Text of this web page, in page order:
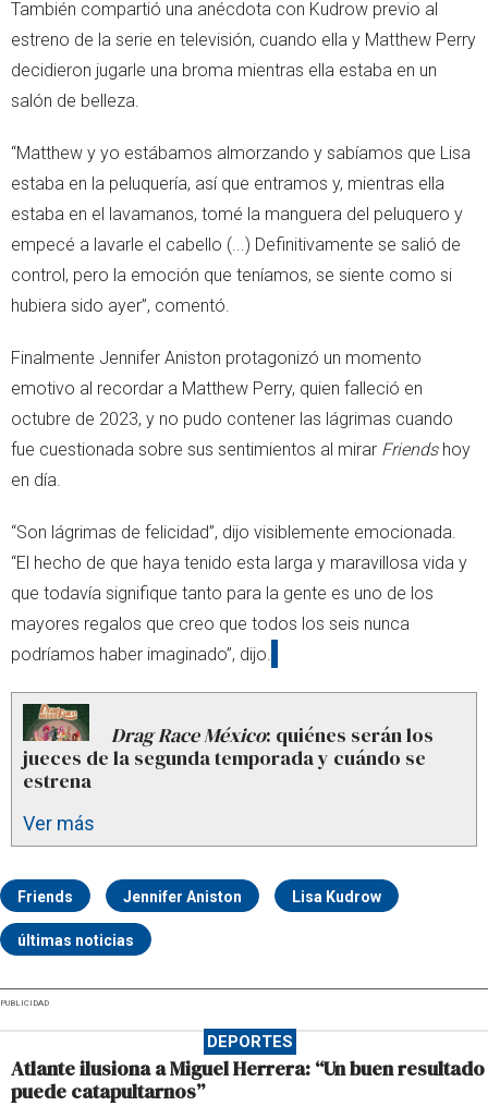
También compartió una anécdota con Kudrow previo al
estreno de la serie en televisión, cuando ella y Matthew Perry
decidieron jugarle una broma mientras ella estaba en un
salón de belleza.
“Matthew y yo estábamos almorzando y sabíamos que Lisa
estaba en la peluquería, así que entramos y, mientras ella
estaba en el lavamanos, tomé la manguera del peluquero y
empecé a lavarle el cabello (...) Definitivamente se salió de
control, pero la emoción que teníamos, se siente como si
hubiera sido ayer”, comentó.
Finalmente Jennifer Aniston protagonizó un momento
emotivo al recordar a Matthew Perry, quien falleció en
octubre de 2023, y no pudo contener las lágrimas cuando
fue cuestionada sobre sus sentimientos al mirar Friendshoy
en día.
“Son lágrimas de felicidad”, dijo visiblemente emocionada.
“El hecho de que haya tenido esta larga y maravillosa vida y
que todavía signifique tanto para la gente es uno de los
mayores regalos que creo que todos los seis nunca
podríamos haber imaginado”, dijo.
Drag Race México: quiénes serán los
jueces de la segunda temporada y cuándo se
estrena
Ver más
Friends Jennifer Aniston Lisa Kudrow
últimas noticias
PUBLICIDAD
DEPORTES
Atlante ilusiona a Miguel Herrera: “Un buen resultado
puede catapultarnos”